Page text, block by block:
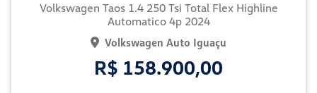
Volkswagen Taos 1.4 250 Tsi Total Flex Highline
Automatico 4p 2024
Volkswagen Auto Iguaçu
R$ 158.900,00